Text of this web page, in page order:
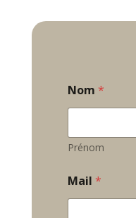
Nom *
Prénom
Mail *